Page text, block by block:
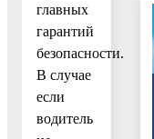
главных
гарантий
безопасности.
В случае
если
водитель